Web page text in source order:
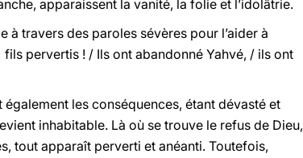
apparaissent la vanité, la folie et l’idolâtrie.
à travers des paroles sévères pour l’aider à
pervertis ! / Ils ont abandonné Yahvé, / ils ont
les conséquences, étant dévasté et
inhabitable. Là où se trouve le refus de Dieu,
tout apparaît perverti et anéanti. Toutefois,